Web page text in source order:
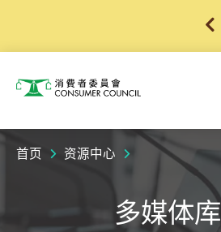
消费者委员会
首页 资源中心
多媒体库